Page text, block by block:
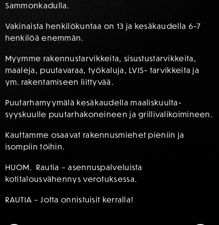
Sammonkadulla.
Vakinaista henkilökuntaa on 13 ja kesäkaudella 6-7
henkilöä enemmän.
Myymme rakennustarvikkeita, sisustustarvikkeita,
maaleja, puutavaraa, työkaluja, LVIS- tarvikkeita ja
ym. rakentamiseen liittyvää.
Puutarhamyymälä kesäkaudella maaliskuulta-
syyskuulle puutarhakoneineen ja grillivalikoimineen.
Kauttamme osaavat rakennusmiehet pieniin ja
isompiin töihin.
HUOM. Rautia – asennuspalveluista
kotitalousvähennys verotuksessa.
RAUTIA – Jotta onnistuisit kerralla!